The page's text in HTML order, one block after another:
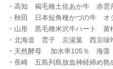
・高知 褐毛種土佐あか牛 赤雲
・秋田 日本短角種かづの牛 オ
・山形 黒毛種米沢牛ハート 黄
・北海道 雲子 京湯葉 西京味
・天然酵母 加水率105％ 海藻
・長崎 五島列島放血神経締め熟